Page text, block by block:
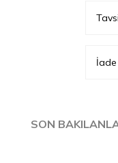
İade
SON